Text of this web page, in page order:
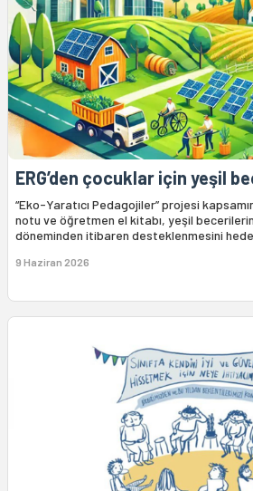
ERG’den çocuklar için yeşil
“Eko-Yaratıcı Pedagojiler” projesi
notu ve öğretmen el kitabı, yeşil
döneminden itibaren desteklenmesini
9 Haziran 2026